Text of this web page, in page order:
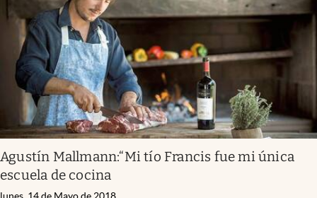
Agustín Mallmann:“Mi tío Francis fue mi única
escuela de cocina